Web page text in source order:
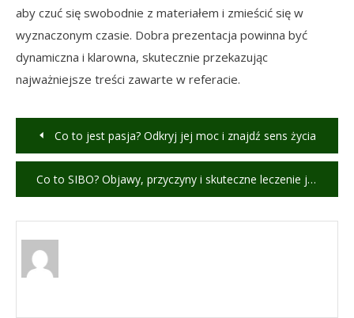
aby czuć się swobodnie z materiałem i zmieścić się w
wyznaczonym czasie. Dobra prezentacja powinna być
dynamiczna i klarowna, skutecznie przekazując
najważniejsze treści zawarte w referacie.
Nawigacja
wpisu
Co to jest pasja? Odkryj jej moc i znajdź sens życia
Co to SIBO? Objawy, przyczyny i skuteczne leczenie jelita cienkiego